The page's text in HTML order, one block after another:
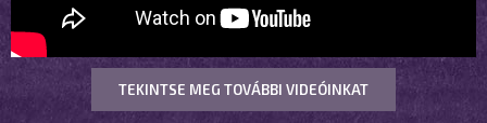
TEKINTSE MEG TOVÁBBI VIDEÓINKAT